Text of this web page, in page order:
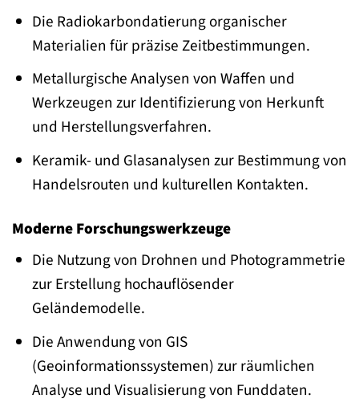
Die Radiokarbondatierung organischer
Materialien für präzise Zeitbestimmungen.
Metallurgische Analysen von Waffen und
Werkzeugen zur Identifizierung von Herkunft
und Herstellungsverfahren.
Keramik- und Glasanalysen zur Bestimmung von
Handelsrouten und kulturellen Kontakten.
Moderne Forschungswerkzeuge
Die Nutzung von Drohnen und Photogrammetrie
zur Erstellung hochauflösender
Geländemodelle.
Die Anwendung von GIS
(Geoinformationssystemen) zur räumlichen
Analyse und Visualisierung von Funddaten.